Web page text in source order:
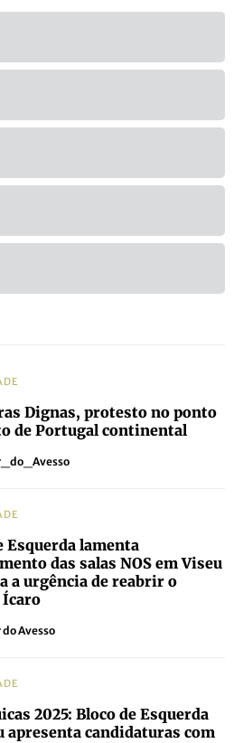
Dignas, protesto no ponto
de Portugal continental
Esquerda lamenta
das salas NOS em Viseu
a urgência de reabrir o
Ícaro
Avesso
2025: Bloco de Esquerda
apresenta candidaturas com